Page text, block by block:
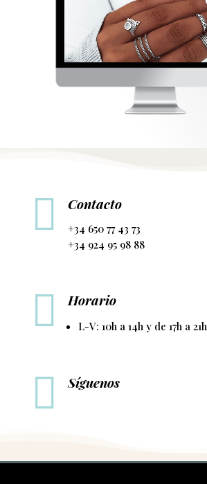
 Contacto
+34 650 77 43 73
+34 924 95 98 88
 Horario
L-V: 10h a 14h y de 17h a 21h
 Síguenos